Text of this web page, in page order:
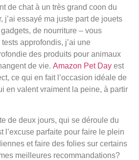
de chat à un très grand coon du
j’ai essayé ma juste part de jouets
de nourriture – vous
tests approfondis, j’ai une
des produits pour animaux
de vie. Amazon Pet Day est
ce qui en fait l’occasion idéale de
en valent vraiment la peine, à partir
de deux jours, qui se déroule du
l’excuse parfaite pour faire le plein
et faire des folies sur certains
meilleures recommandations?